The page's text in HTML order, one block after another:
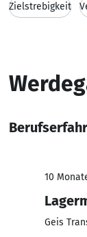
Zielstrebigkeit
10
Geis